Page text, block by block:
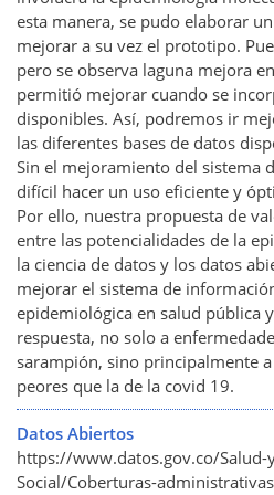
esta manera, se pudo elaborar
mejorar a su vez el prototipo.
pero se observa laguna mejora
permitió mejorar cuando se
disponibles. Así, podremos ir
las diferentes bases de datos
Sin el mejoramiento del sistema
difícil hacer un uso eficiente y
Por ello, nuestra propuesta de
entre las potencialidades de la
la ciencia de datos y los datos
mejorar el sistema de
epidemiológica en salud pública
respuesta, no solo a
sarampión, sino principalmente
peores que la de la covid 19.
Datos Abiertos
https://www.datos.gov.co/Salud-
Social/Coberturas-